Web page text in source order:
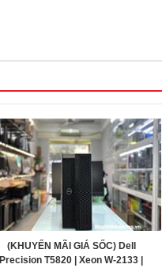
(KHUYẾN MÃI GIÁ SỐC) Dell
Precision T5820 | Xeon W-2133 |